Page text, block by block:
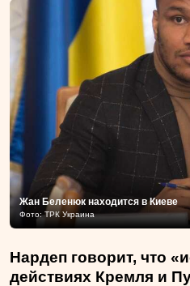
Жан Беленюк находится в Киеве
Фото: ТРК Украина
Нардеп говорит, что
действиях Кремля и